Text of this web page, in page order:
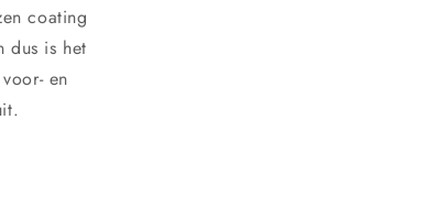
coating
dus is het
en